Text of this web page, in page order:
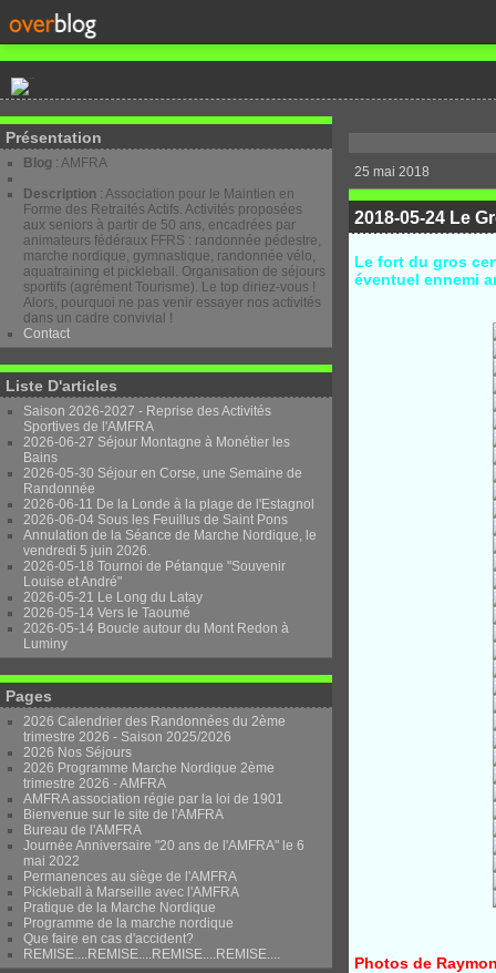
Présentation
Blog : AMFRA
Description : Association pour le Maintien en
Forme des Retraités Actifs. Activités proposées
aux seniors à partir de 50 ans, encadrées par
animateurs fédéraux FFRS : randonnée pédestre,
marche nordique, gymnastique, randonnée vélo,
aquatraining et pickleball. Organisation de séjours
sportifs (agrément Tourisme). Le top diriez-vous !
Alors, pourquoi ne pas venir essayer nos activités
dans un cadre convivial !
Contact
Liste D'articles
Saison 2026-2027 - Reprise des Activités
Sportives de l'AMFRA
2026-06-27 Séjour Montagne à Monétier les
Bains
2026-05-30 Séjour en Corse, une Semaine de
Randonnée
2026-06-11 De la Londe à la plage de l'Estagnol
2026-06-04 Sous les Feuillus de Saint Pons
Annulation de la Séance de Marche Nordique, le
vendredi 5 juin 2026.
2026-05-18 Tournoi de Pétanque "Souvenir
Louise et André"
2026-05-21 Le Long du Latay
2026-05-14 Vers le Taoumé
2026-05-14 Boucle autour du Mont Redon à
Luminy
Pages
2026 Calendrier des Randonnées du 2ème
trimestre 2026 - Saison 2025/2026
2026 Nos Séjours
2026 Programme Marche Nordique 2ème
trimestre 2026 - AMFRA
AMFRA association régie par la loi de 1901
Bienvenue sur le site de l'AMFRA
Bureau de l'AMFRA
Journée Anniversaire "20 ans de l'AMFRA" le 6
mai 2022
Permanences au siège de l'AMFRA
Pickleball à Marseille avec l'AMFRA
Pratique de la Marche Nordique
Programme de la marche nordique
Que faire en cas d'accident?
REMISE....REMISE....REMISE....REMISE....
25 mai 2018
2018-05-24 Le
Le fort du gros
éventuel ennemi
Photos de